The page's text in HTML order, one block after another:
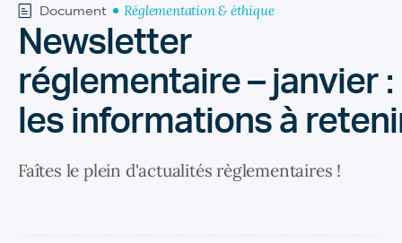
Document Réglementation & éthique
Newsletter
réglementaire – janvier :
les informations à
Faîtes le plein d'actualités règlementaires !